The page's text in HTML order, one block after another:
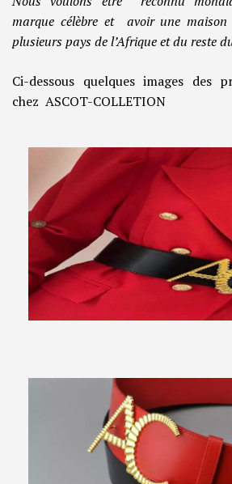
marque célèbre et avoir une
plusieurs pays de l’Afrique et du reste
Ci-dessous quelques images des
chez ASCOT-COLLETION